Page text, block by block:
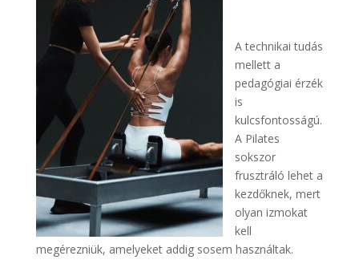
A technikai tudás
mellett a
pedagógiai érzék
is
kulcsfontosságú.
A Pilates
sokszor
frusztráló lehet a
kezdőknek, mert
olyan izmokat
kell
megérezniük, amelyeket addig sosem használtak.